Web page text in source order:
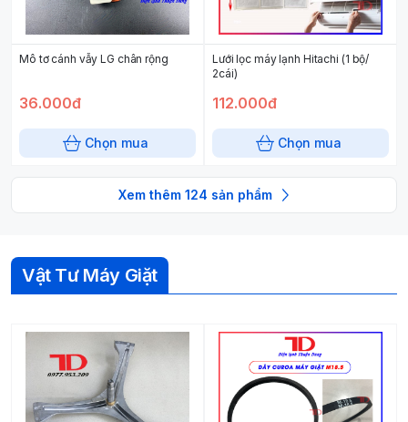
Mô tơ cánh vẫy LG chân rộng
36.000đ
Chọn mua
Lưới lọc máy lạnh Hitachi (1 bộ/
2cái)
112.000đ
Chọn mua
Xem thêm 124 sản phẩm
Vật Tư Máy Giặt